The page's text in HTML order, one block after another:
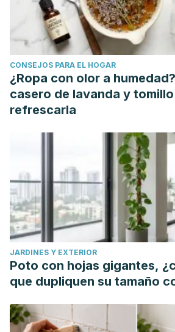
and Liver Xanthine Oxidoreductase
Induced Hyperuricemic Rats. Iran J
Fall;10(4):811-9.
Li, Y., & Ding, Y. Minireview:
myricetin in diabetes mellitus. Food
Wellness. 2012; 1(1): 19-25.
Glamoćlija J, Soković M, Colauto
antibacterial activities of
Genet Mol Res. 2016 Jul 29;15(3).
Kreydiyyeh SI, Usta J. Diuretic effect
action of parsley. J Ethnopharmacol.
Khosravan S, Alami A,
Ramezani V. The Effect of Topical
Crispum (Parsley) Versus That of
Reduction of Epidermal Melasma: A
Riel G, Boulaaba A, Popp J, Klein G.
extract powder as an alternative for
CONSEJOS PARA EL HOGAR
¿Ropa con olor a
casero de lavanda y
refrescarla
JARDINES Y EXTERIOR
Poto con hojas gigantes,
que dupliquen su tamaño